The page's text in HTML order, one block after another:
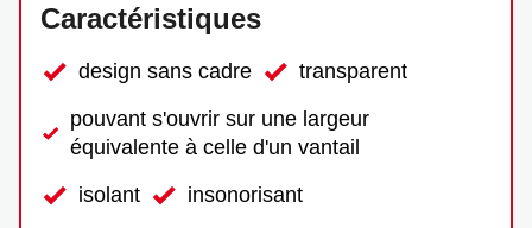
Caractéristiques
design sans cadre
transparent
pouvant s'ouvrir sur une largeur
équivalente à celle d'un vantail
isolant
insonorisant